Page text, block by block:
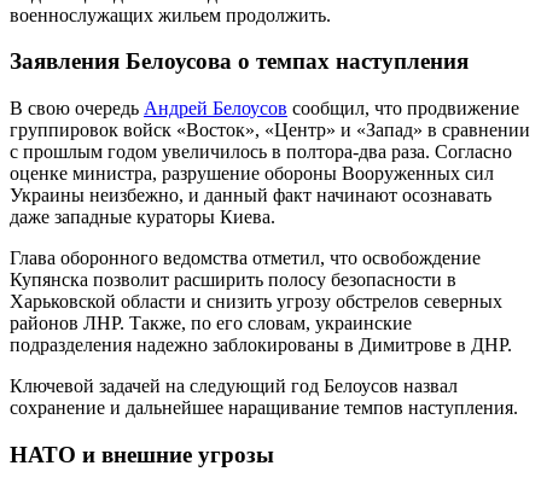
военнослужащих жильем продолжить.
Заявления Белоусова о темпах наступления
В свою очередь Андрей Белоусов сообщил, что продвижение
группировок войск «Восток», «Центр» и «Запад» в сравнении
с прошлым годом увеличилось в полтора-два раза. Согласно
оценке министра, разрушение обороны Вооруженных сил
Украины неизбежно, и данный факт начинают осознавать
даже западные кураторы Киева.
Глава оборонного ведомства отметил, что освобождение
Купянска позволит расширить полосу безопасности в
Харьковской области и снизить угрозу обстрелов северных
районов ЛНР. Также, по его словам, украинские
подразделения надежно заблокированы в Димитрове в ДНР.
Ключевой задачей на следующий год Белоусов назвал
сохранение и дальнейшее наращивание темпов наступления.
НАТО и внешние угрозы